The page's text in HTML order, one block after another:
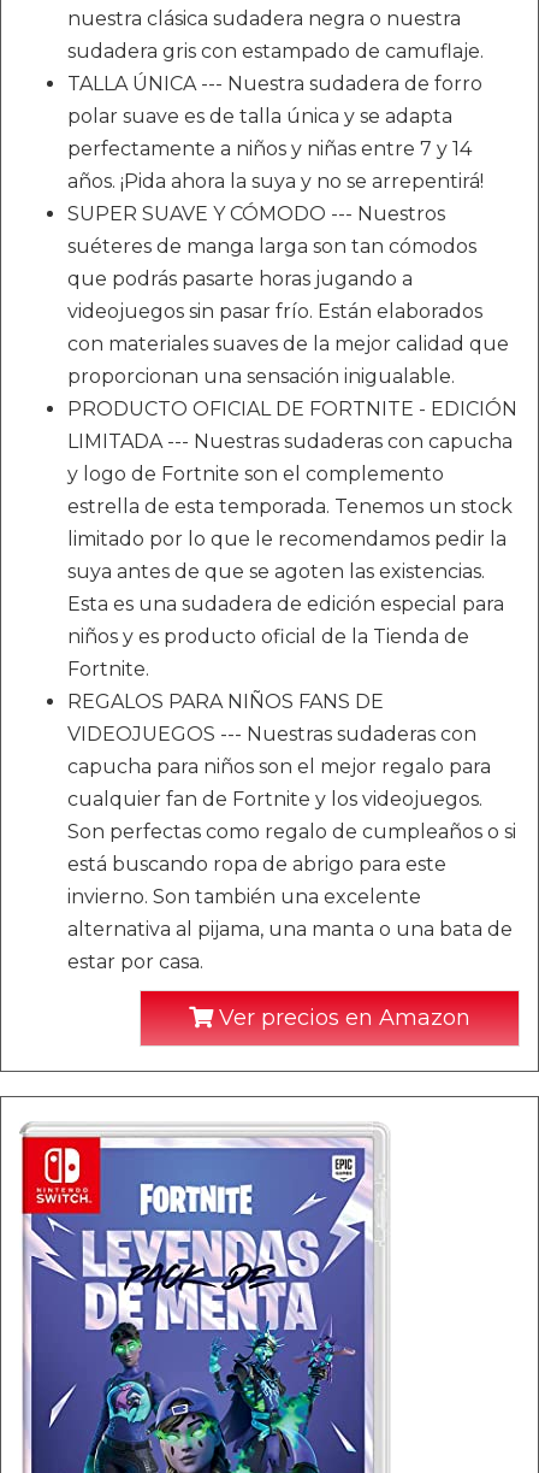
nuestra clásica sudadera negra o nuestra
sudadera gris con estampado de camuflaje.
TALLA ÚNICA --- Nuestra sudadera de forro
polar suave es de talla única y se adapta
perfectamente a niños y niñas entre 7 y 14
años. ¡Pida ahora la suya y no se arrepentirá!
SUPER SUAVE Y CÓMODO --- Nuestros
suéteres de manga larga son tan cómodos
que podrás pasarte horas jugando a
videojuegos sin pasar frío. Están elaborados
con materiales suaves de la mejor calidad que
proporcionan una sensación inigualable.
PRODUCTO OFICIAL DE FORTNITE - EDICIÓN
LIMITADA --- Nuestras sudaderas con capucha
y logo de Fortnite son el complemento
estrella de esta temporada. Tenemos un stock
limitado por lo que le recomendamos pedir la
suya antes de que se agoten las existencias.
Esta es una sudadera de edición especial para
niños y es producto oficial de la Tienda de
Fortnite.
REGALOS PARA NIÑOS FANS DE
VIDEOJUEGOS --- Nuestras sudaderas con
capucha para niños son el mejor regalo para
cualquier fan de Fortnite y los videojuegos.
Son perfectas como regalo de cumpleaños o si
está buscando ropa de abrigo para este
invierno. Son también una excelente
alternativa al pijama, una manta o una bata de
estar por casa.
Ver precios en Amazon